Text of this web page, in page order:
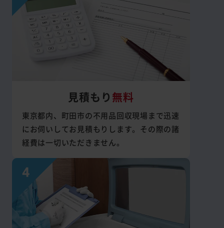
見積もり 無料
東京都内、町田市の不用品回収現場まで迅速
にお伺いしてお見積もりします。その際の諸
経費は一切いただきません。